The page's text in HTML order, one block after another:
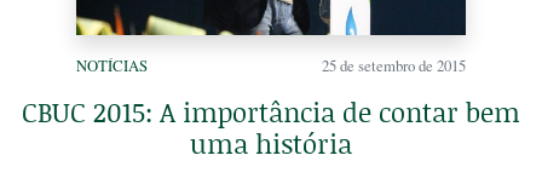
NOTÍCIAS 25 de setembro de 2015
CBUC 2015: A importância de contar bem
uma história